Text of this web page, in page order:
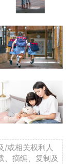
/或相关权利人
、摘编、复制及